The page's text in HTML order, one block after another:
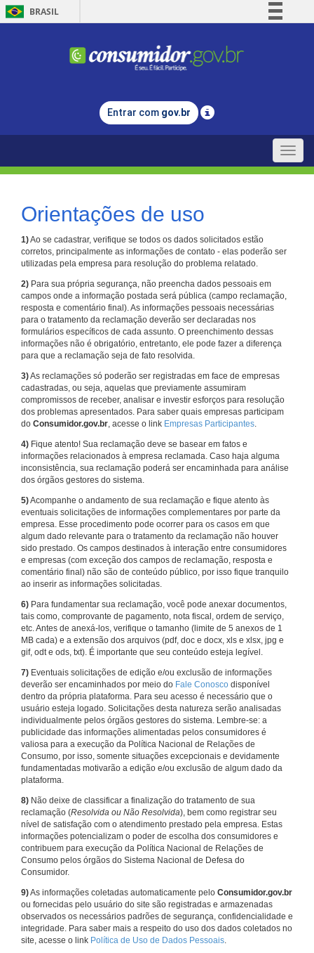
BRASIL
Comunica BR
Legislação
Entrar com gov.br
Toggle
Orientações de uso
1)Ao se cadastrar, verifique se todos os dados solicitados estão
corretos, principalmente as informações de contato - elas poderão ser
utilizadas pela empresa para resolução do problema relatado.
2) Para sua própria segurança, não preencha dados pessoais em
campos onde a informação postada será pública (campo reclamação,
resposta e comentário final). As informações pessoais necessárias
para o tratamento da reclamação deverão ser declaradas nos
formulários específicos de cada assunto. O preenchimento dessas
informações não é obrigatório, entretanto, ele pode fazer a diferença
para que a reclamação seja de fato resolvida.
3)As reclamações só poderão ser registradas em face de empresas
cadastradas, ou seja, aquelas que previamente assumiram
compromissos de receber, analisar e investir esforços para resolução
dos problemas apresentados. Para saber quais empresas participam
do Consumidor.gov.br, acesse o link Empresas Participantes.
4) Fique atento! Sua reclamação deve se basear em fatos e
informações relacionados à empresa reclamada. Caso haja alguma
inconsistência, sua reclamação poderá ser encaminhada para análise
dos órgãos gestores do sistema.
5)Acompanhe o andamento de sua reclamação e fique atento às
eventuais solicitações de informações complementares por parte da
empresa. Esse procedimento pode ocorrer para os casos em que
algum dado relevante para o tratamento da reclamação não houver
sido prestado. Os campos destinados à interação entre consumidores
e empresas (com exceção dos campos de reclamação, resposta e
comentário final) não são de conteúdo público, por isso fique tranquilo
ao inserir as informações solicitadas.
6) Para fundamentar sua reclamação, você pode anexar documentos,
tais como, comprovante de pagamento, nota fiscal, ordem de serviço,
etc. Antes de anexá-los, verifique o tamanho (limite de 5 anexos de 1
MB cada) e a extensão dos arquivos (pdf, doc e docx, xls e xlsx, jpg e
gif, odt e ods, txt). É importante que seu conteúdo esteja legível.
7) Eventuais solicitações de edição e/ou exclusão de informações
deverão ser encaminhados por meio do Fale Conosco disponível
dentro da própria plataforma. Para seu acesso é necessário que o
usuário esteja logado. Solicitações desta natureza serão analisadas
individualmente pelos órgãos gestores do sistema. Lembre-se: a
publicidade das informações alimentadas pelos consumidores é
valiosa para a execução da Política Nacional de Relações de
Consumo, por isso, somente situações excepcionais e devidamente
fundamentadas motivarão a edição e/ou exclusão de algum dado da
plataforma.
8) Não deixe de classificar a finalização do tratamento de sua
reclamação (Resolvida ou Não Resolvida), bem como registrar seu
nível de satisfação com o atendimento prestado pela empresa. Estas
informações potencializam o poder de escolha dos consumidores e
contribuem para execução da Política Nacional de Relações de
Consumo pelos órgãos do Sistema Nacional de Defesa do
Consumidor.
9)As informações coletadas automaticamente pelo Consumidor.gov.br
ou fornecidas pelo usuário do site são registradas e armazenadas
observados os necessários padrões de segurança, confidencialidade e
integridade. Para saber mais a respeito do uso dos dados coletados no
site, acesse o link Política de Uso de Dados Pessoais.